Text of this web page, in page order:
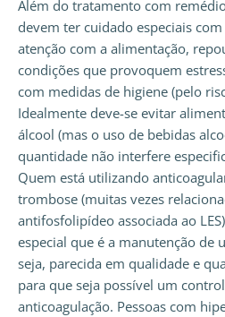
Além do tratamento com
devem ter cuidado especiais
atenção com a alimentação,
condições que provoquem
com medidas de higiene (pelo
Idealmente deve-se evitar
álcool (mas o uso de bebidas
quantidade não interfere
Quem está utilizando
trombose (muitas vezes
antifosfolipídeo associada ao
especial que é a manutenção de
seja, parecida em qualidade e
para que seja possível um
anticoagulação. Pessoas com